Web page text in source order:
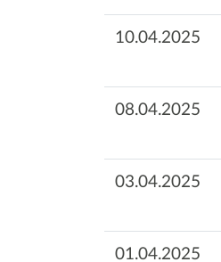
10.04.2025
08.04.2025
03.04.2025
01.04.2025